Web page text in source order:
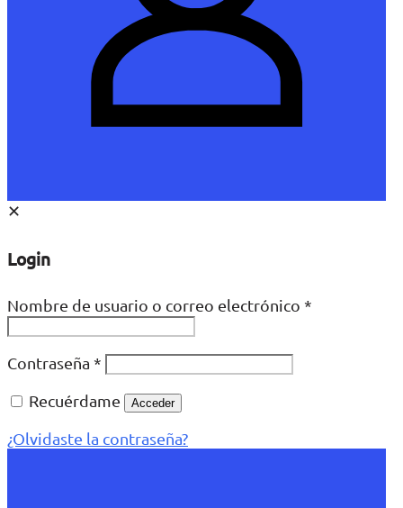
✕
Login
Nombre de usuario o correo electrónico *
Contraseña *
Recuérdame
Acceder
¿Olvidaste la contraseña?